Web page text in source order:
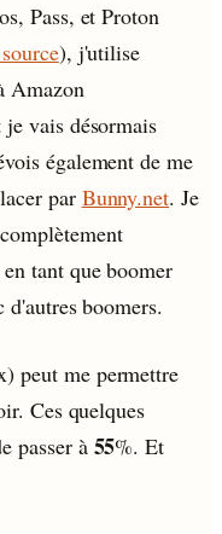
Pass, et Proton
), j'utilise
Amazon
vais désormais
également de me
par Bunny.net. Je
tant que boomer
d'autres boomers.
peut me permettre
Ces quelques
passer à 55%. Et